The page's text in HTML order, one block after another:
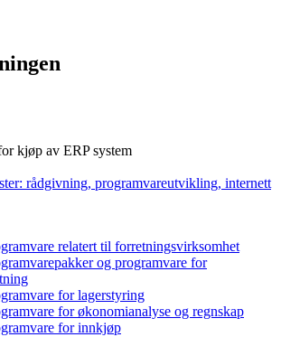
kjøp av ERP system
rådgivning, programvareutvikling, internett
relatert til forretningsvirksomhet
og programvare for
for lagerstyring
for økonomianalyse og regnskap
for innkjøp